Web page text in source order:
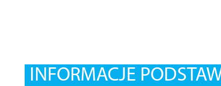
INFORMACJE